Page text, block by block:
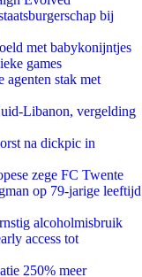
bij
met babykonijntjes
games
agenten stak met
Libanon, vergelding
na dickpic in
zege FC Twente
op 79-jarige leeftijd
alcoholmisbruik
access tot
250% meer